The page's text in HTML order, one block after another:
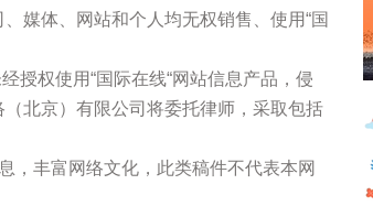
媒体、网站和个人均无权销售、使用“国
授权使用“国际在线“网站信息产品，侵
北京）有限公司将委托律师，采取包括
，丰富网络文化，此类稿件不代表本网